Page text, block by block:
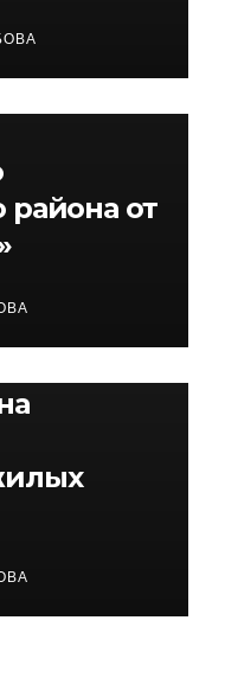
района от
1
общей